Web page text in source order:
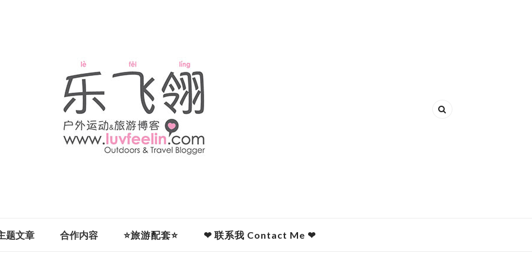
题文章 合作内容 ⭐旅游配套⭐ ❤ 联系我 Contact Me ❤